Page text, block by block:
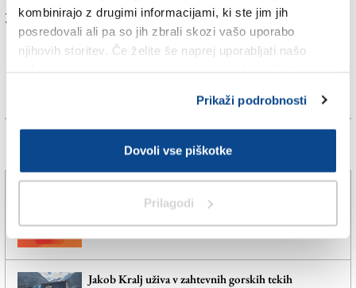
kombinirajo z drugimi informacijami, ki ste jim jih
posredovali ali pa so jih zbrali skozi vašo uporabo
njihovih storitev. Če želite še naprej uporabljati našo
Prikaži podrobnosti
Dovoli vse piškotke
Prilagodi
Za branje in pisanje komentarjevje potrebna prijava
SPLETNO UREDNIŠTVO |7. avg. 2026 | 8:00
Jakob Kralj uživa v zahtevnih gorskih tekih